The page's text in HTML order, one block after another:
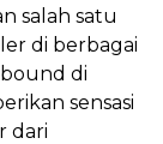
salah satu
di berbagai
di
sensasi
dari